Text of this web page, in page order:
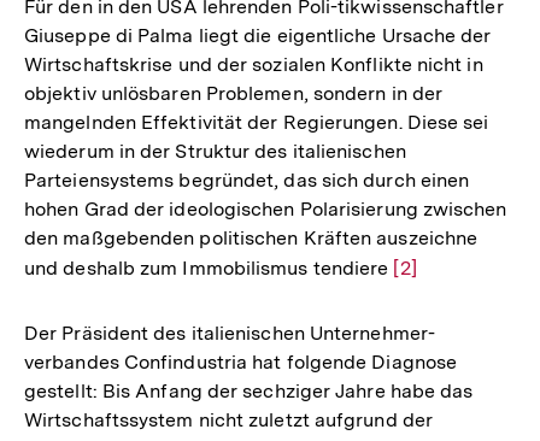
Für den in den USA lehrenden Poli-tikwissenschaftler
Giuseppe di Palma liegt die eigentliche Ursache der
Wirtschaftskrise und der sozialen Konflikte nicht in
objektiv unlösbaren Problemen, sondern in der
mangelnden Effektivität der Regierungen. Diese sei
wiederum in der Struktur des italienischen
Parteiensystems begründet, das sich durch einen
hohen Grad der ideologischen Polarisierung zwischen
den maßgebenden politischen Kräften auszeichne
und deshalb zum Immobilismus tendiere Zur
der
Fußnote
[2]
Der Präsident des italienischen Unternehmer-
verbandes Confindustria hat folgende Diagnose
gestellt: Bis Anfang der sechziger Jahre habe das
Wirtschaftssystem nicht zuletzt aufgrund der